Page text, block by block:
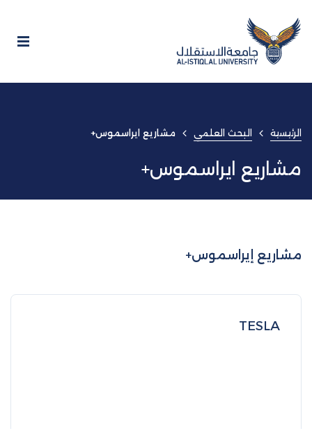
الرئيسية البحث العلمي مشاريع ايراسموس+
مشاريع ايراسموس+
مشاريع إيراسموس+
TESLA